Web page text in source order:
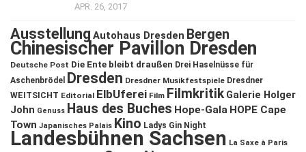
APR. 26, 2017
Ausstellung Autohaus Dresden Bergen
Chinesischer Pavillon Dresden
Deutsche Post Die Ente bleibt draußen Drei Haselnüsse für
Aschenbrödel
Dresden Dresdner Musikfestspiele Dresdner
WEITSICHT Editorial ElbUferei Film Filmkritik Galerie Holger
John Genuss Haus des Buches Hope-Gala HOPE Cape
Town Japanisches Palais Kino Ladys Gin Night
Landesbühnen Sachsen La Saxe à Paris